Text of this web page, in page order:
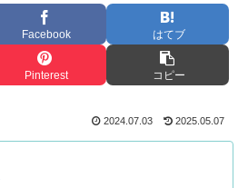
Facebook はてブ
Pinterest コピー
2024.07.03 2025.05.07